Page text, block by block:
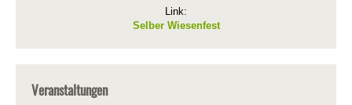
Link:
Selber Wiesenfest
Veranstaltungen